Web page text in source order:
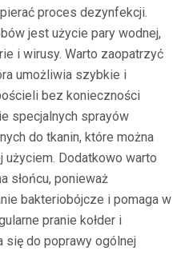
proces dezynfekcji.
jest użycie pary wodnej,
i wirusy. Warto zaopatrzyć
umożliwia szybkie i
bez konieczności
specjalnych sprayów
do tkanin, które można
Dodatkowo warto
słońcu, ponieważ
bakteriobójcze i pomaga w
pranie kołder i
do poprawy ogólnej